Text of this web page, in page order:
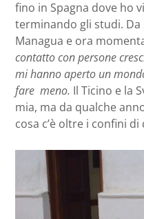
fino in Spagna dove ho
terminando gli studi. Da
Managua e ora
contatto con persone
mi hanno aperto un
fare meno. Il Ticino e la
mia, ma da qualche
cosa c’è oltre i confini di